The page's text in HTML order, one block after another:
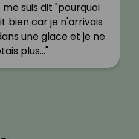
suis dit "pourquoi
bien car je n'arrivais
une glace et je ne
plus…"